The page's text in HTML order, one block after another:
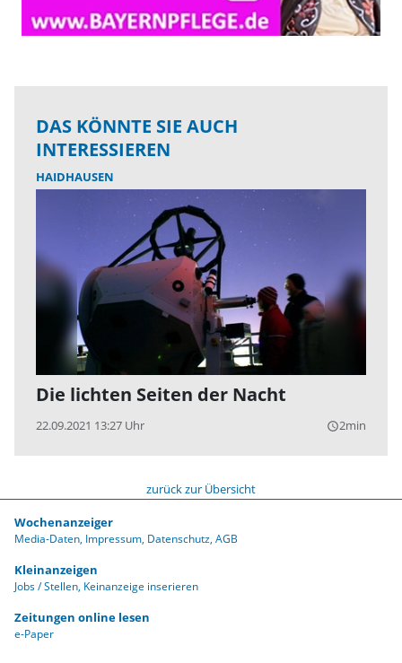
DAS KÖNNTE SIE AUCH
INTERESSIEREN
HAIDHAUSEN
Die lichten Seiten der Nacht
22.09.2021 13:27 Uhr query_builder2min
zurück zur Übersicht
Wochenanzeiger
Media-Daten Impressum Datenschutz AGB
Kleinanzeigen
Jobs / Stellen Keinanzeige inserieren
Zeitungen online lesen
e-Paper